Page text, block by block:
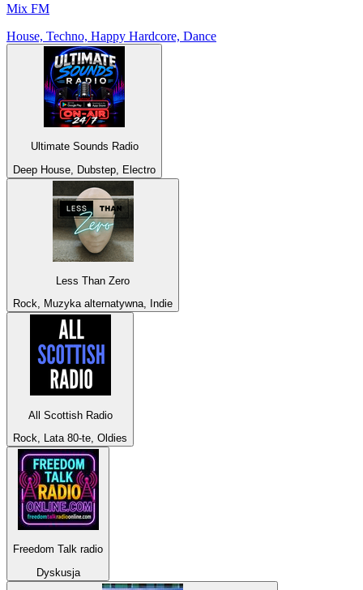
Mix FM
House, Techno, Happy Hardcore, Dance
Ultimate Sounds Radio
Deep House, Dubstep, Electro
Less Than Zero
Rock, Muzyka alternatywna, Indie
All Scottish Radio
Rock, Lata 80-te, Oldies
Freedom Talk radio
Dyskusja